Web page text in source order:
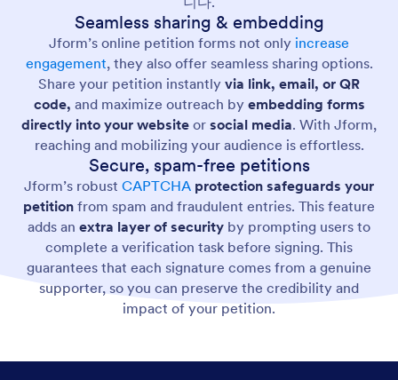
Seamless sharing & embedding
Jform’s online petition forms not only increase
engagement, they also offer seamless sharing options.
Share your petition instantly via link, email, or QR
code, and maximize outreach by embedding forms
directly into your website or social media. With Jform,
reaching and mobilizing your audience is effortless.
Secure, spam-free petitions
Jform’s robust CAPTCHA protection safeguards your
petition from spam and fraudulent entries. This feature
adds an extra layer of security by prompting users to
complete a verification task before signing. This
guarantees that each signature comes from a genuine
supporter, so you can preserve the credibility and
impact of your petition.